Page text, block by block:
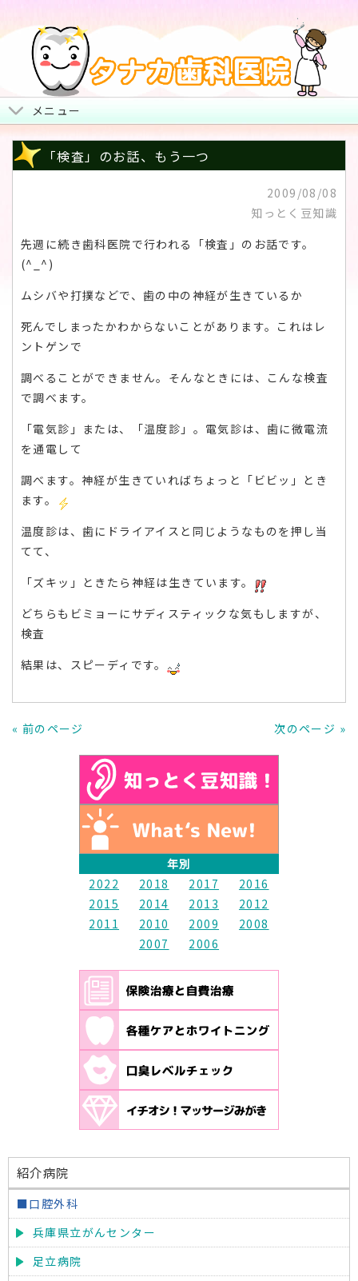
メニュー
トップページ
治療について
スタッフ紹介・院内風景
「検査」のお話、もう一つ
2009/08/08
知っとく豆知識
先週に続き歯科医院で行われる「検査」のお話です。
(^_^)
ムシバや打撲などで、歯の中の神経が生きているか
死んでしまったかわからないことがあります。これはレ
ントゲンで
調べることができません。そんなときには、こんな検査
で調べます。
「電気診」または、「温度診」。電気診は、歯に微電流
を通電して
調べます。神経が生きていればちょっと「ビビッ」とき
ます。
温度診は、歯にドライアイスと同じようなものを押し当
てて、
「ズキッ」ときたら神経は生きています。
どちらもビミョーにサディスティックな気もしますが、
検査
結果は、スピーディです。
« 前のページ 次のページ »
年別
2022
2018 2017
2016
2015
2014 2013
2012
2011
2010 2009
2008
2007
2006
紹介病院
■口腔外科
兵庫県立がんセンター
足立病院